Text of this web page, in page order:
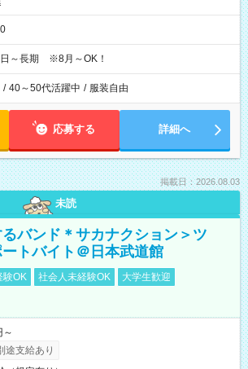
日～長期 ※8月～OK！
/ 40～50代活躍中 / 服装自由
応募する 詳細へ
掲載日：2026.08.03
未読
バンド＊サカナクション＞ツ
トバイト＠日本武道館
験OK 社会人未経験OK
大学生歓迎
～
途支給あり